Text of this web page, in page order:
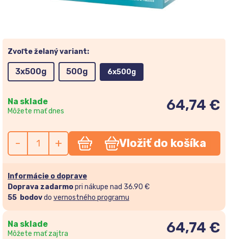
Zvoľte želaný variant:
3x500g 500g 6x500g
Na sklade
Môžete mať dnes 64,74 €
- + Vložiť do košíka
Informácie o doprave
Doprava zadarmopri nákupe nad 36.90 €
55 bodovdo vernostného programu
Na sklade
Môžete mať zajtra 64,74 €